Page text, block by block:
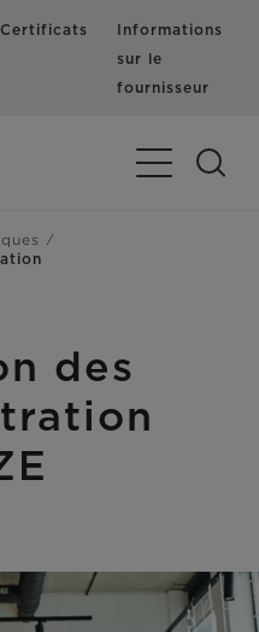
Certificats
Informations
sur le
fournisseur
Basculer la
des